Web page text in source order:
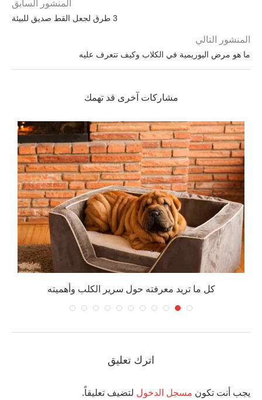
المنشور السابق
3 طرق لجعل القط صديق للبيئة
المنشور التالي
ما هو مرض اليوريمية في الكلاب وكيف تتعرف عليه
مشاركات آخرى قد تهمك
كل ما تريد معرفته حول سرير الكلب وأهميته
اترك تعليق
يجب أنت تكون مسجل الدخول لتضيف تعليقاً.